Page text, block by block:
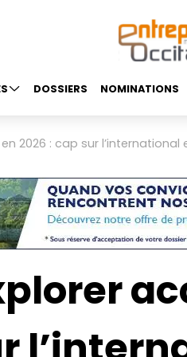
DOSSIERS NOMINATIONS
2026 : cap sur